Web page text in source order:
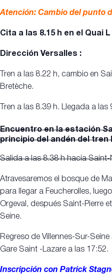
Atención: Cambio del punto
Cita a las 8.15 h en el Quai
Dirección Versalles :
Tren a las 8.22 h, cambio en
Bretèche.
Tren a las 8.39 h. Llegada a las
Encuentro en la estación
principio del andén del tren
Salida a las 8.38 h hacia Saint-
Atravesaremos el bosque de
para llegar a Feucherolles,
Orgeval, después Saint-Pierre
Seine.
Regreso de Villennes-Sur-
Gare Saint -Lazare a las 17:52.
Inscripción con Patrick